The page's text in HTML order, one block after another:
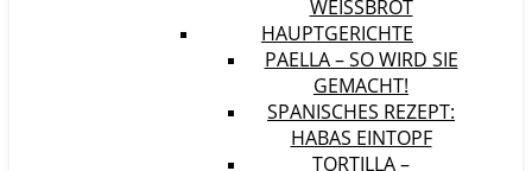
WEISSBROT
HAUPTGERICHTE
PAELLA – SO WIRD SIE
GEMACHT!
SPANISCHES REZEPT:
HABAS EINTOPF
TORTILLA –